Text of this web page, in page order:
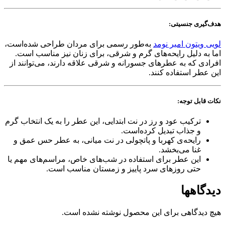
هدف‌گیری جنسیتی:
لویی ویتون امبر نومد به‌طور رسمی برای مردان طراحی شده‌است،
اما به دلیل رایحه‌های گرم و شرقی، برای زنان نیز مناسب است.
افرادی که به عطرهای جسورانه و شرقی علاقه دارند، می‌توانند از
این عطر استفاده کنند.
نکات قابل توجه:
ترکیب عود و رز در نت ابتدایی، این عطر را به یک انتخاب گرم
و جذاب تبدیل کرده‌است.
رایحه‌ی کهربا و پاتچولی در نت میانی، به عطر حس عمق و
غنا می‌بخشد.
این عطر برای استفاده در شب‌های خاص، مراسم‌های مهم یا
حتی روزهای سرد پاییز و زمستان مناسب است.
دیدگاهها
هیچ دیدگاهی برای این محصول نوشته نشده است.